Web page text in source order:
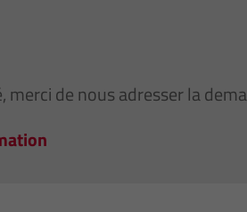
de nous adresser la